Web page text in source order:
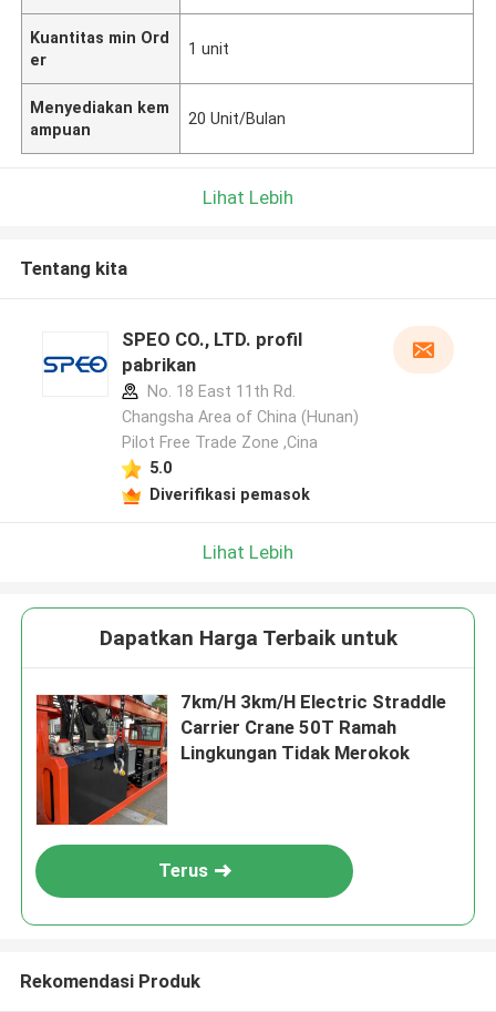
Kuantitas min Ord
er
1 unit
Menyediakan kem
ampuan
20 Unit/Bulan
Lihat Lebih
Tentang kita
SPEO CO., LTD. profil
pabrikan
No. 18 East 11th Rd.
Changsha Area of China (Hunan)
Pilot Free Trade Zone ,Cina
5.0
Diverifikasi pemasok
Lihat Lebih
Dapatkan Harga Terbaik untuk
7km/H 3km/H Electric Straddle
Carrier Crane 50T Ramah
Lingkungan Tidak Merokok
Terus
Rekomendasi Produk